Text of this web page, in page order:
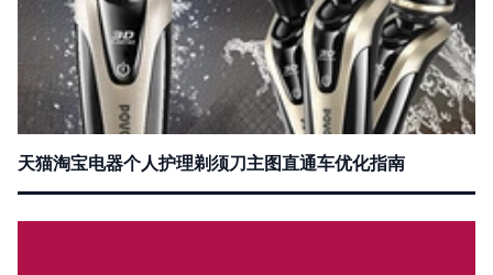
天猫淘宝电器个人护理剃须刀主图直通车优化指南